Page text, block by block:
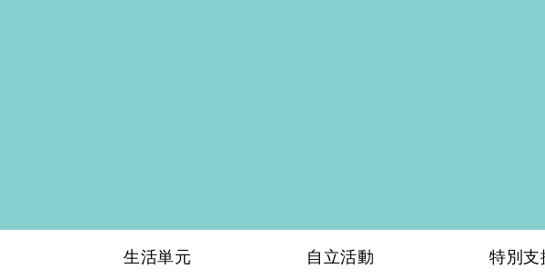
生活単元 自立活動 特別支